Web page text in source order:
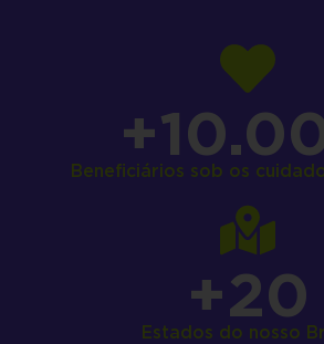
+20
Estados do nosso
+
Beneficiários sob os